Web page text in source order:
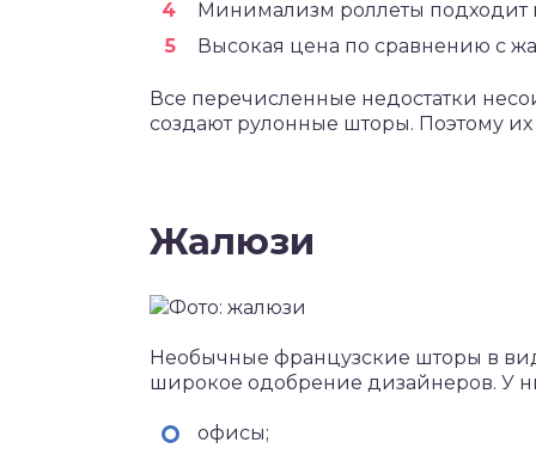
Минимализм роллеты подходит
Высокая цена по сравнению с
Все перечисленные недостатки
создают рулонные шторы. Поэтому
Жалюзи
Необычные французские шторы в
широкое одобрение дизайнеров. У
офисы;